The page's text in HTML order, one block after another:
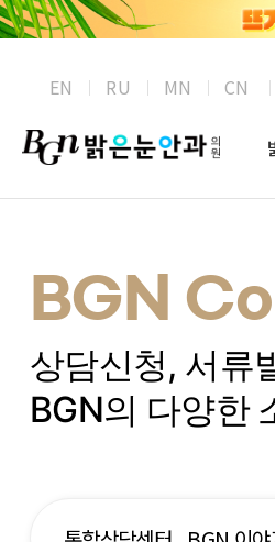
EN RU MN CN
BGN
상담신청, 서류
BGN의 다양한